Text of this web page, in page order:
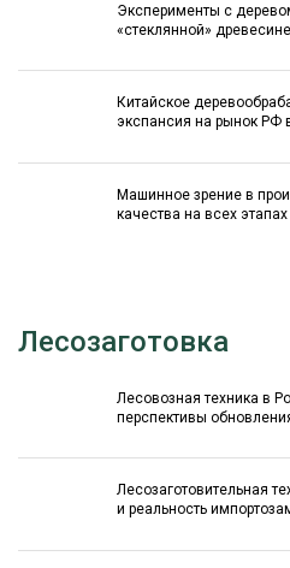
Эксперименты с
«стеклянной»
Китайское
экспансия на рынок РФ
Машинное зрение в
качества на всех этапах
Лесозаготовка
Лесовозная техника в
перспективы
Лесозаготовительная
и реальность